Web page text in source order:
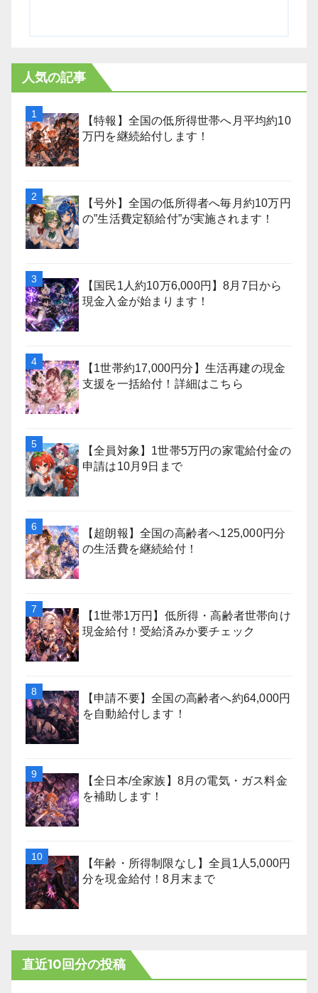
人気の記事
【特報】全国の低所得世帯へ月平均約10
万円を継続給付します！
【号外】全国の低所得者へ毎月約10万円
の”生活費定額給付”が実施されます！
【国民1人約10万6,000円】8月7日から
現金入金が始まります！
【1世帯約17,000円分】生活再建の現金
支援を一括給付！詳細はこちら
【全員対象】1世帯5万円の家電給付金の
申請は10月9日まで
【超朗報】全国の高齢者へ125,000円分
の生活費を継続給付！
【1世帯1万円】低所得・高齢者世帯向け
現金給付！受給済みか要チェック
【申請不要】全国の高齢者へ約64,000円
を自動給付します！
【全日本/全家族】8月の電気・ガス料金
を補助します！
【年齢・所得制限なし】全員1人5,000円
分を現金給付！8月末まで
直近10回分の投稿